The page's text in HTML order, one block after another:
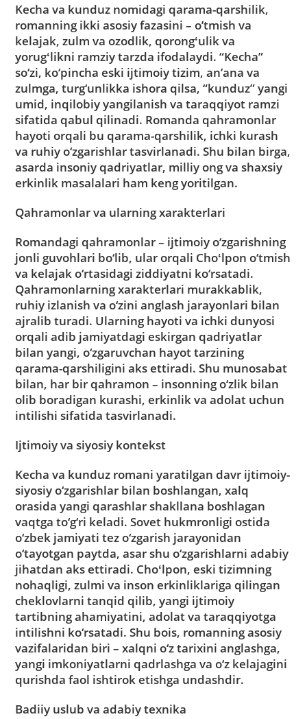
Kecha va kunduz nomidagi qarama-qarshilik,
romanning ikki asosiy fazasini – o’tmish va
kelajak, zulm va ozodlik, qorongʻulik va
yorugʻlikni ramziy tarzda ifodalaydi. “Kecha”
so‘zi, ko‘pincha eski ijtimoiy tizim, an’ana va
zulmga, turg‘unlikka ishora qilsa, “kunduz” yangi
umid, inqilobiy yangilanish va taraqqiyot ramzi
sifatida qabul qilinadi. Romanda qahramonlar
hayoti orqali bu qarama-qarshilik, ichki kurash
va ruhiy o‘zgarishlar tasvirlanadi. Shu bilan birga,
asarda insoniy qadriyatlar, milliy ong va shaxsiy
erkinlik masalalari ham keng yoritilgan.
Qahramonlar va ularning xarakterlari
Romandagi qahramonlar – ijtimoiy o‘zgarishning
jonli guvohlari bo‘lib, ular orqali Choʻlpon o‘tmish
va kelajak o‘rtasidagi ziddiyatni ko‘rsatadi.
Qahramonlarning xarakterlari murakkablik,
ruhiy izlanish va o‘zini anglash jarayonlari bilan
ajralib turadi. Ularning hayoti va ichki dunyosi
orqali adib jamiyatdagi eskirgan qadriyatlar
bilan yangi, o‘zgaruvchan hayot tarzining
qarama-qarshiligini aks ettiradi. Shu munosabat
bilan, har bir qahramon – insonning o‘zlik bilan
olib boradigan kurashi, erkinlik va adolat uchun
intilishi sifatida tasvirlanadi.
Ijtimoiy va siyosiy kontekst
Kecha va kunduz romani yaratilgan davr ijtimoiy-
siyosiy o‘zgarishlar bilan boshlangan, xalq
orasida yangi qarashlar shakllana boshlagan
vaqtga to‘g‘ri keladi. Sovet hukmronligi ostida
o‘zbek jamiyati tez o‘zgarish jarayonidan
o‘tayotgan paytda, asar shu o‘zgarishlarni adabiy
jihatdan aks ettiradi. Choʻlpon, eski tizimning
nohaqligi, zulmi va inson erkinliklariga qilingan
cheklovlarni tanqid qilib, yangi ijtimoiy
tartibning ahamiyatini, adolat va taraqqiyotga
intilishni ko‘rsatadi. Shu bois, romanning asosiy
vazifalaridan biri – xalqni o‘z tarixini anglashga,
yangi imkoniyatlarni qadrlashga va o‘z kelajagini
qurishda faol ishtirok etishga undashdir.
Badiiy uslub va adabiy texnika